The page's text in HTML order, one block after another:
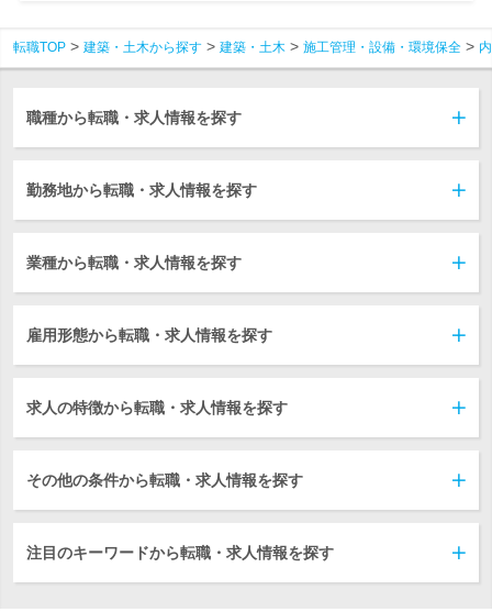
転職TOP 建築・土木から探す 建築・土木 施工管理・設備・環境保全
職種から転職・求人情報を探す
勤務地から転職・求人情報を探す
業種から転職・求人情報を探す
雇用形態から転職・求人情報を探す
求人の特徴から転職・求人情報を探す
その他の条件から転職・求人情報を探す
注目のキーワードから転職・求人情報を探す